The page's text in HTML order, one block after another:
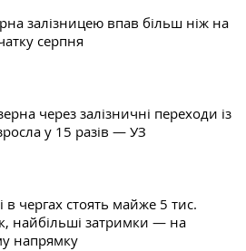
залізницею впав більш ніж на
серпня
через залізничні переходи із
у 15 разів — УЗ
в чергах стоять майже 5 тис.
найбільші затримки — на
напрямку